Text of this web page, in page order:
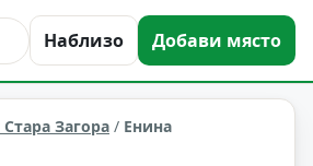
Наблизо Добави място
Загора
Стара Загора / Енина